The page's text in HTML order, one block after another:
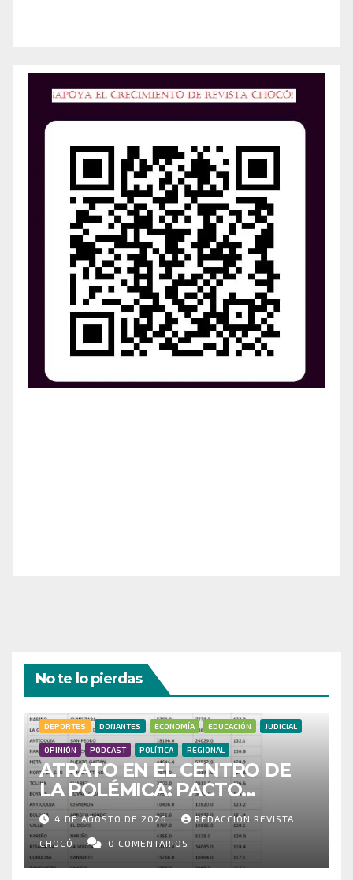
No te lo pierdas
DEPORTES DONANTES ECONOMÍA EDUCACIÓN JUDICIAL
OPINIÓN PODCAST POLÍTICA REGIONAL
ATRATO EN EL CENTRO DE
LA POLÉMICA: PACTO
HISTÓRICO CUESTIONA
CENSO ELECTORAL Y PIDE
INVESTIGAR PRESUNTO
FRAUDE
4 DE AGOSTO DE 2026 REDACCIÓN REVISTA
CHOCÓ 0 COMENTARIOS